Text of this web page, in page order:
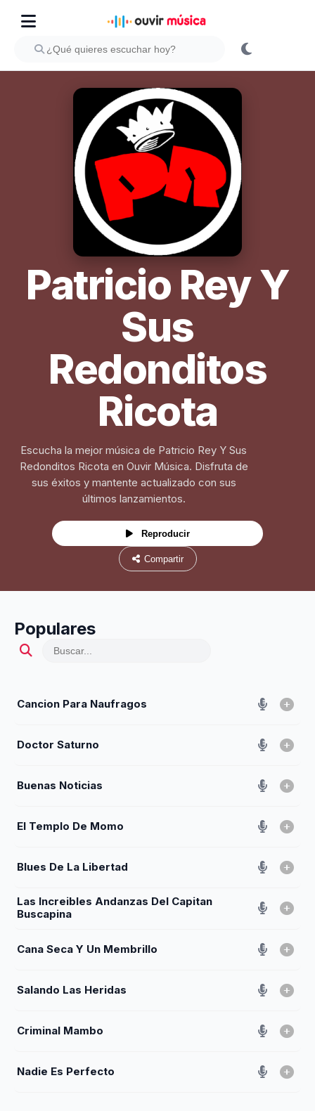
Patricio Rey Y
Sus
Redonditos
Ricota
Escucha la mejor música de Patricio Rey Y Sus
Redonditos Ricota en Ouvir Música. Disfruta de
sus éxitos y mantente actualizado con sus
últimos lanzamientos.
Reproducir
Compartir
Populares
Cancion Para Naufragos
Doctor Saturno
Buenas Noticias
El Templo De Momo
Blues De La Libertad
Las Increibles Andanzas Del Capitan
Buscapina
Cana Seca Y Un Membrillo
Salando Las Heridas
Criminal Mambo
Nadie Es Perfecto